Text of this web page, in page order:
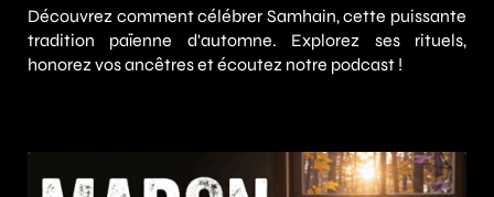
Découvrez comment célébrer Samhain, cette puissante
tradition païenne d'automne. Explorez ses rituels,
honorez vos ancêtres et écoutez notre podcast !